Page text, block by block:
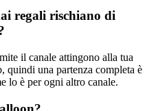
regali rischiano di
il canale attingono alla tua
una partenza completa è
lo è per ogni altro canale.